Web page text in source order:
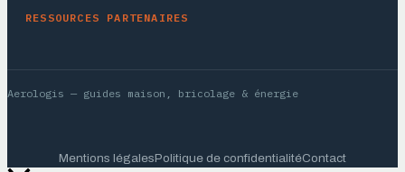
RESSOURCES PARTENAIRES
Aerologis — guides maison, bricolage & énergie
Mentions légalesPolitique de confidentialitéContact